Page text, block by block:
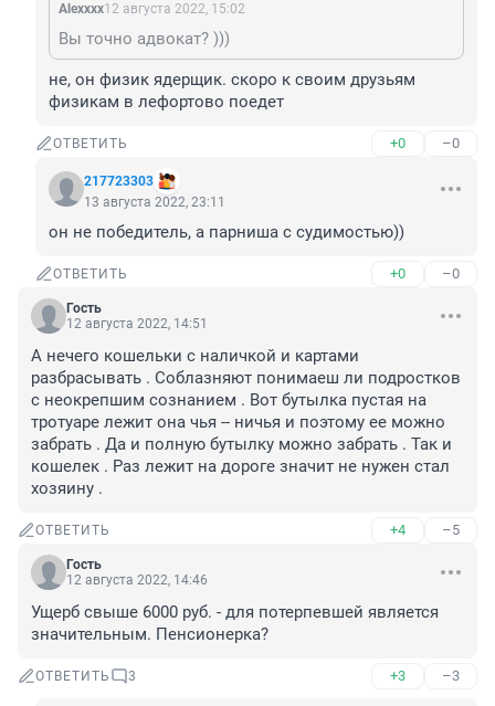
Alexххх12 августа 2022, 15:02
Вы точно адвокат? )))
не, он физик ядерщик. скоро к своим друзьям
физикам в лефортово поедет
ОТВЕТИТЬ +0 –0
217723303
13 августа 2022, 23:11
он не победитель, а парниша с судимостью))
ОТВЕТИТЬ +0 –0
Гость
12 августа 2022, 14:51
А нечего кошельки с наличкой и картами
разбрасывать . Соблазняют понимаеш ли подростков
с неокрепшим сознанием . Вот бутылка пустая на
тротуаре лежит она чья -- ничья и поэтому ее можно
забрать . Да и полную бутылку можно забрать . Так и
кошелек . Раз лежит на дороге значит не нужен стал
хозяину .
ОТВЕТИТЬ +4 –5
Гость
12 августа 2022, 14:46
Ущерб свыше 6000 руб. - для потерпевшей является
значительным. Пенсионерка?
ОТВЕТИТЬ 3 +3 –3